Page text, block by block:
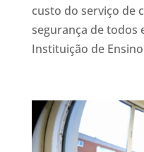
custo do serviço de
segurança de todos
Instituição de